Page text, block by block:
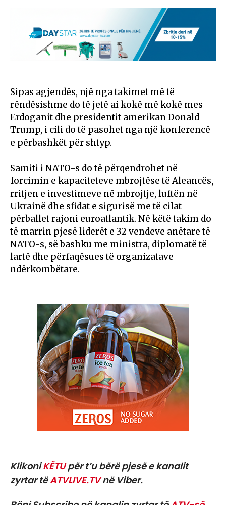
Sipas agjendës, një nga takimet më të
rëndësishme do të jetë ai kokë më kokë mes
Erdoganit dhe presidentit amerikan Donald
Trump, i cili do të pasohet nga një konferencë
e përbashkët për shtyp.
Samiti i NATO-s do të përqendrohet në
forcimin e kapaciteteve mbrojtëse të Aleancës,
rritjen e investimeve në mbrojtje, luftën në
Ukrainë dhe sfidat e sigurisë me të cilat
përballet rajoni euroatlantik. Në këtë takim do
të marrin pjesë liderët e 32 vendeve anëtare të
NATO-s, së bashku me ministra, diplomatë të
lartë dhe përfaqësues të organizatave
ndërkombëtare.
KlikoniKËTUpër t’u bërë pjesë e kanalit
zyrtar tëATVLIVE.TVnë Viber.